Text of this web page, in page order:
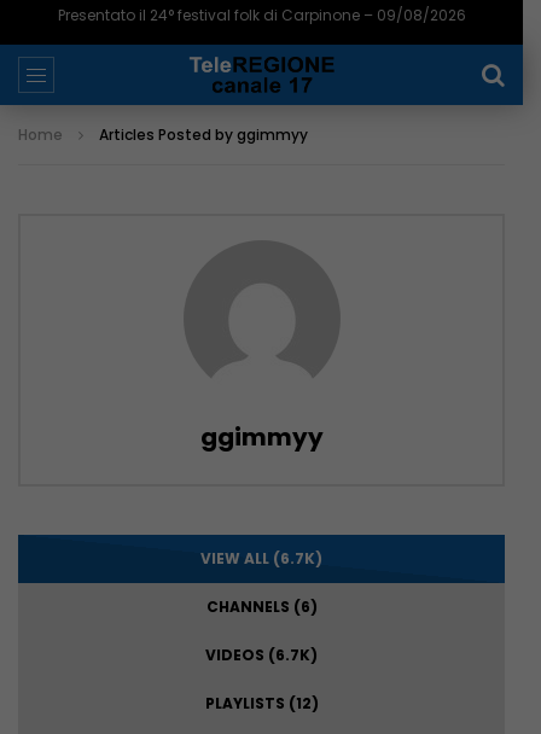
Home Articles Posted by ggimmyy
ggimmyy
VIEW ALL (6.7K)
CHANNELS (6)
VIDEOS (6.7K)
PLAYLISTS (12)